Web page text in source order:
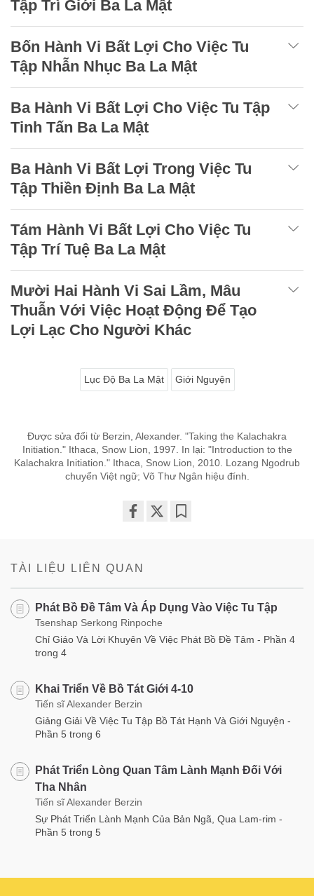
Tập Trì Giới Ba La Mật
Bốn Hành Vi Bất Lợi Cho Việc Tu
Tập Nhẫn Nhục Ba La Mật
Ba Hành Vi Bất Lợi Cho Việc Tu Tập
Tinh Tấn Ba La Mật
Ba Hành Vi Bất Lợi Trong Việc Tu
Tập Thiền Định Ba La Mật
Tám Hành Vi Bất Lợi Cho Việc Tu
Tập Trí Tuệ Ba La Mật
Mười Hai Hành Vi Sai Lầm, Mâu
Thuẫn Với Việc Hoạt Động Để Tạo
Lợi Lạc Cho Người Khác
Lục Độ Ba La Mật Giới Nguyện
Được sửa đổi từ Berzin, Alexander. "Taking the Kalachakra
Initiation." Ithaca, Snow Lion, 1997. In lại: "Introduction to the
Kalachakra Initiation." Ithaca, Snow Lion, 2010. Lozang Ngodrub
chuyển Việt ngữ; Võ Thư Ngân hiệu đính.
TÀI LIỆU LIÊN QUAN
Phát Bồ Đề Tâm Và Áp Dụng Vào Việc Tu Tập
Tsenshap Serkong Rinpoche
Chỉ Giáo Và Lời Khuyên Về Việc Phát Bồ Đề Tâm - Phần 4
trong 4
Khai Triển Về Bồ Tát Giới 4-10
Tiến sĩ Alexander Berzin
Giảng Giải Về Việc Tu Tập Bồ Tát Hạnh Và Giới Nguyện -
Phần 5 trong 6
Phát Triển Lòng Quan Tâm Lành Mạnh Đối Với
Tha Nhân
Tiến sĩ Alexander Berzin
Sự Phát Triển Lành Mạnh Của Bản Ngã, Qua Lam-rim -
Phần 5 trong 5